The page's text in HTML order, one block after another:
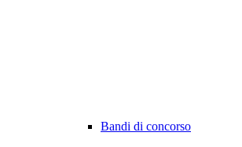
Bandi di concorso